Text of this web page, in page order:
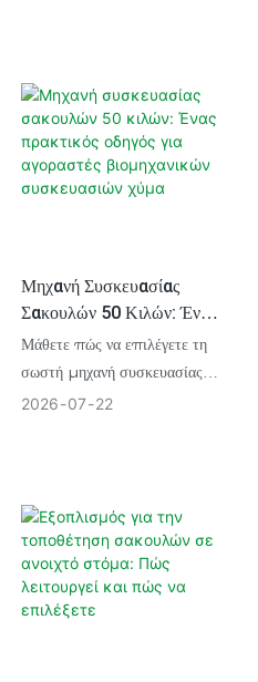
εργασίας και επιτύχετε
ταχύτερη απόδοση επένδυσης
(ROI) με την Durzerd.
Μηχανή Συσκευασίας
Σακουλών 50 Κιλών: Ένας
Πρακτικός Οδηγός Για
Αγοραστές Βιομηχανικών
Συσκευασιών Χύμα
Μάθετε πώς να επιλέγετε τη
σωστή μηχανή συσκευασίας
σακουλών 50 κιλών
παράγοντες προμηθευτών για
πιο έξυπνες αποφάσεις
βιομηχανικών αγορών.
2026 07 22